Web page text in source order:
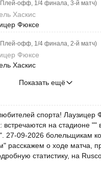
офф, 1/4 финала, 3-й матч)
Хаскис
Фюксе
офф, 1/4 финала, 2-й матч)
Фюксе
Хаскис
Показать ещё
спорта! Лаузицер
на стадионе ""
27-09-2026 болельщикам
расскажем о ходе матча,
статистику, на